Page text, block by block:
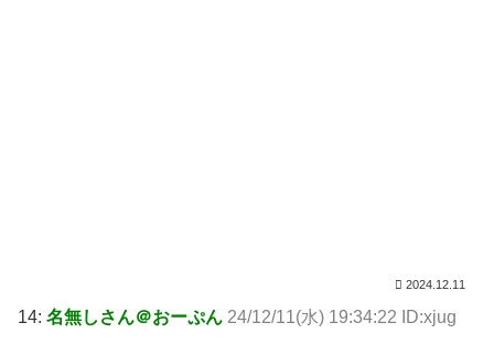
2024.12.11
14: 名無しさん＠おーぷん 24/12/11(水) 19:34:22 ID:xjug